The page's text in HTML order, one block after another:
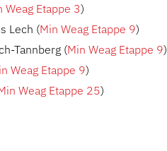
Weag Etappe 3)
Lech (Min Weag Etappe 9)
Tannberg (Min Weag Etappe 9)
Weag Etappe 9)
Weag Etappe 25)